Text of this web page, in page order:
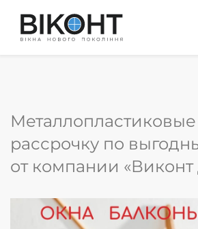
Металлопластиковые
рассрочку по
от компании